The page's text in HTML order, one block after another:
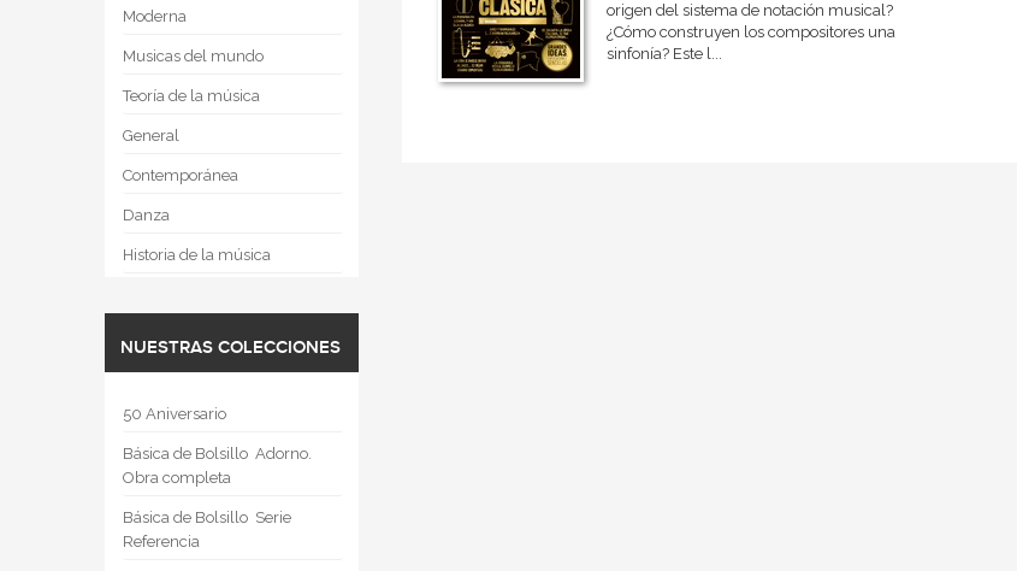
Moderna
Musicas del mundo
Teoría de la música
General
Contemporánea
Danza
Historia de la música
NUESTRAS COLECCIONES
50 Aniversario
Básica de Bolsillo  Adorno.
Obra completa
Básica de Bolsillo  Serie
Referencia
origen del sistema de notación musical?
¿Cómo construyen los compositores una
sinfonía? Este l...